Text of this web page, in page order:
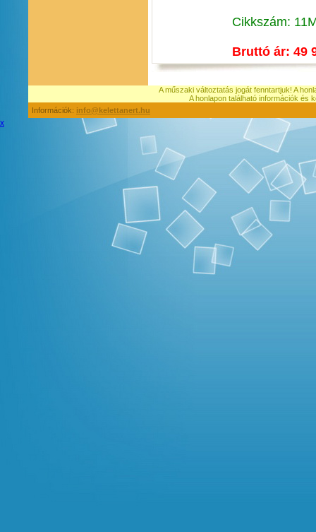
Cikkszám:
Bruttó ár: 49
A műszaki változtatás jogát fenntartjuk! A
A honlapon található információk és
Információk: info@kelettanert.hu
x